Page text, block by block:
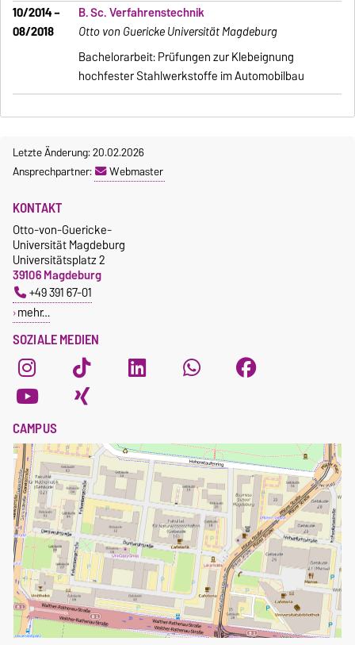
10/2014 –
08/2018
B. Sc. Verfahrenstechnik
Otto von Guericke Universität Magdeburg
Bachelorarbeit: Prüfungen zur Klebeignung
hochfester Stahlwerkstoffe im Automobilbau
Letzte Änderung: 20.02.2026
Ansprechpartner:
Webmaster
SOZIALE MEDIEN
KONTAKT
Otto-von-Guericke-
Universität Magdeburg
Universitätsplatz 2
39106 Magdeburg
+49 391 67-01
mehr…
CAMPUS